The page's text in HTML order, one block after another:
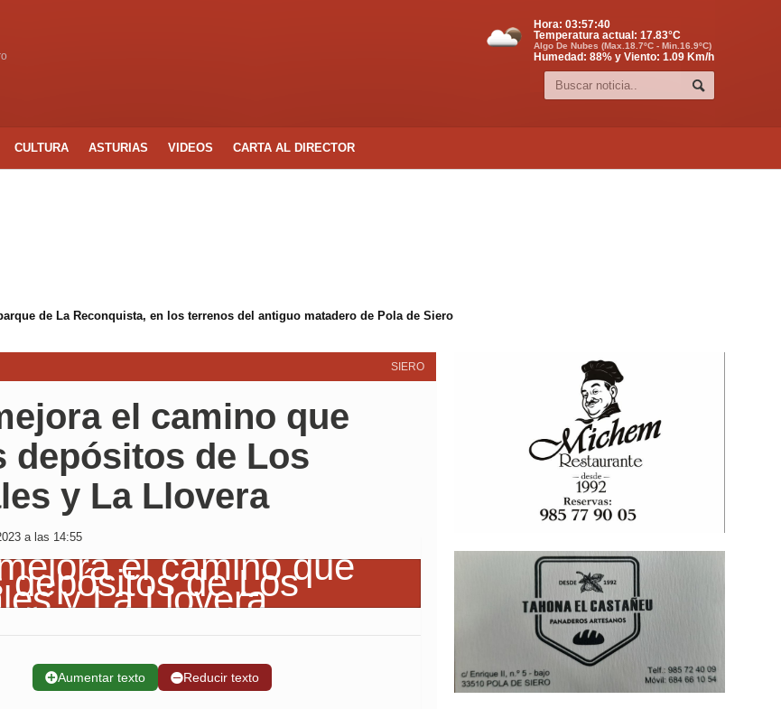
Hora: 03:57:40
Temperatura actual: 17.83°C
Algo De Nubes (Max.18.7ºC - Min.16.9ºC)
Humedad: 88% y Viento: 1.09 Km/h
CULTURA ASTURIAS VIDEOS CARTA AL DIRECTOR
de La Reconquista, en los terrenos del antiguo matadero de Pola de Siero
SIERO
el camino que
depósitos de Los
y La Llovera
a las 14:55
➕Aumentar texto ➖Reducir texto